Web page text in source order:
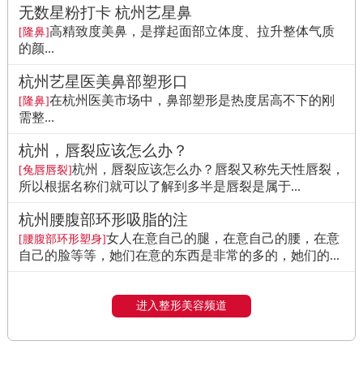
无数星粉打卡 杭州艺星鼻
[隆鼻]高精致度美鼻，是撑起面部立体度、拉升整体气质
的颜...
杭州艺星医美鼻部塑形口
[隆鼻]在杭州医美市场中，鼻部塑形是热度居高不下的刚
需整...
杭州，唇裂应该怎么办？
[兔唇唇裂]杭州，唇裂应该怎么办？唇裂又称先天性唇裂，
所以根据名称们就可以了解到多半是唇裂是属于...
杭州腰腹部环形吸脂的注
[腰腹部环形塑身]女人在意自己的腿，在意自己的腰，在意
自己的脸等等，她们在意的东西是非常的多的，她们的...
进入整形美容频道